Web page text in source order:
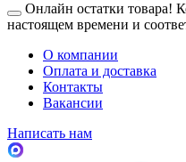
Онлайн остатки товара!
настоящем времени и
О компании
Оплата и доставка
Контакты
Вакансии
Написать нам